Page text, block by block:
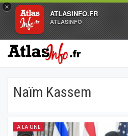
×
ATLASINFO.FR
ATLASINFO
Naïm Kassem
A LA UNE